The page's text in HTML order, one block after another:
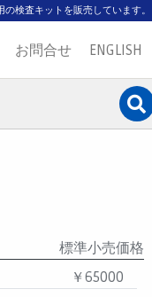
検査キットを販売しています。
お問合せ ENGLISH
標準小売価格
￥65000